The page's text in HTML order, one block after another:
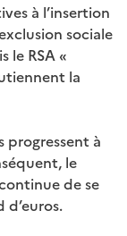
à l’insertion
sociale
le RSA «
la
progressent à
le
de se